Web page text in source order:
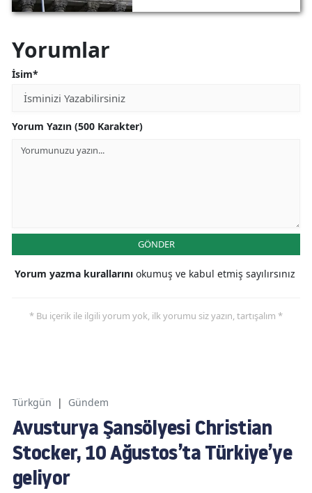
Yorumlar
İsim*
Yorum Yazın (500 Karakter)
GÖNDER
Yorum yazma kurallarını okumuş ve kabul etmiş sayılırsınız
* Bu içerik ile ilgili yorum yok, ilk yorumu siz yazın, tartışalım *
Türkgün | Gündem
Avusturya Şansölyesi Christian
Stocker, 10 Ağustos’ta Türkiye’ye
geliyor